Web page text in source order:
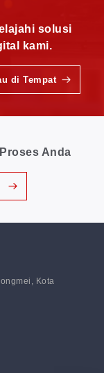
solusi
kami.
di Tempat
Anda
Kota